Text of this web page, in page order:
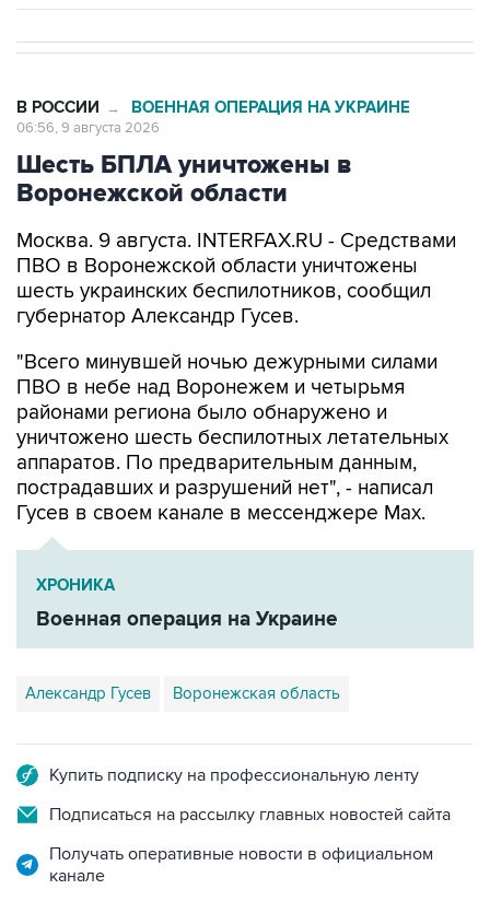
В РОССИИ → ВОЕННАЯ ОПЕРАЦИЯ НА УКРАИНЕ
06:56, 9 августа 2026
Шесть БПЛА уничтожены в
Воронежской области
Москва. 9 августа. INTERFAX.RU - Средствами
ПВО в Воронежской области уничтожены
шесть украинских беспилотников, сообщил
губернатор Александр Гусев.
"Всего минувшей ночью дежурными силами
ПВО в небе над Воронежем и четырьмя
районами региона было обнаружено и
уничтожено шесть беспилотных летательных
аппаратов. По предварительным данным,
пострадавших и разрушений нет", - написал
Гусев в своем канале в мессенджере Max.
ХРОНИКА
Военная операция на Украине
Александр Гусев Воронежская область
Купить подписку на профессиональную ленту
Подписаться на рассылку главных новостей сайта
Получать оперативные новости в официальном
канале